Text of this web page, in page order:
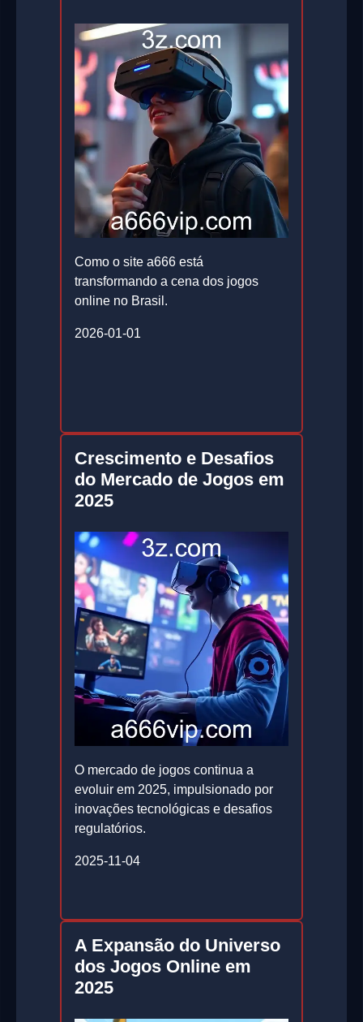
Como o site a666 está
transformando a cena dos jogos
online no Brasil.
2026-01-01
Crescimento e Desafios
do Mercado de Jogos em
2025
O mercado de jogos continua a
evoluir em 2025, impulsionado por
inovações tecnológicas e desafios
regulatórios.
2025-11-04
A Expansão do Universo
dos Jogos Online em
2025